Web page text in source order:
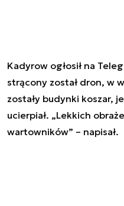
Kadyrow ogłosił na
strącony został dron, w
zostały budynki koszar,
ucierpiał. „Lekkich
wartowników” – napisał.